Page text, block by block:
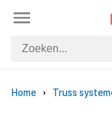
Home Truss